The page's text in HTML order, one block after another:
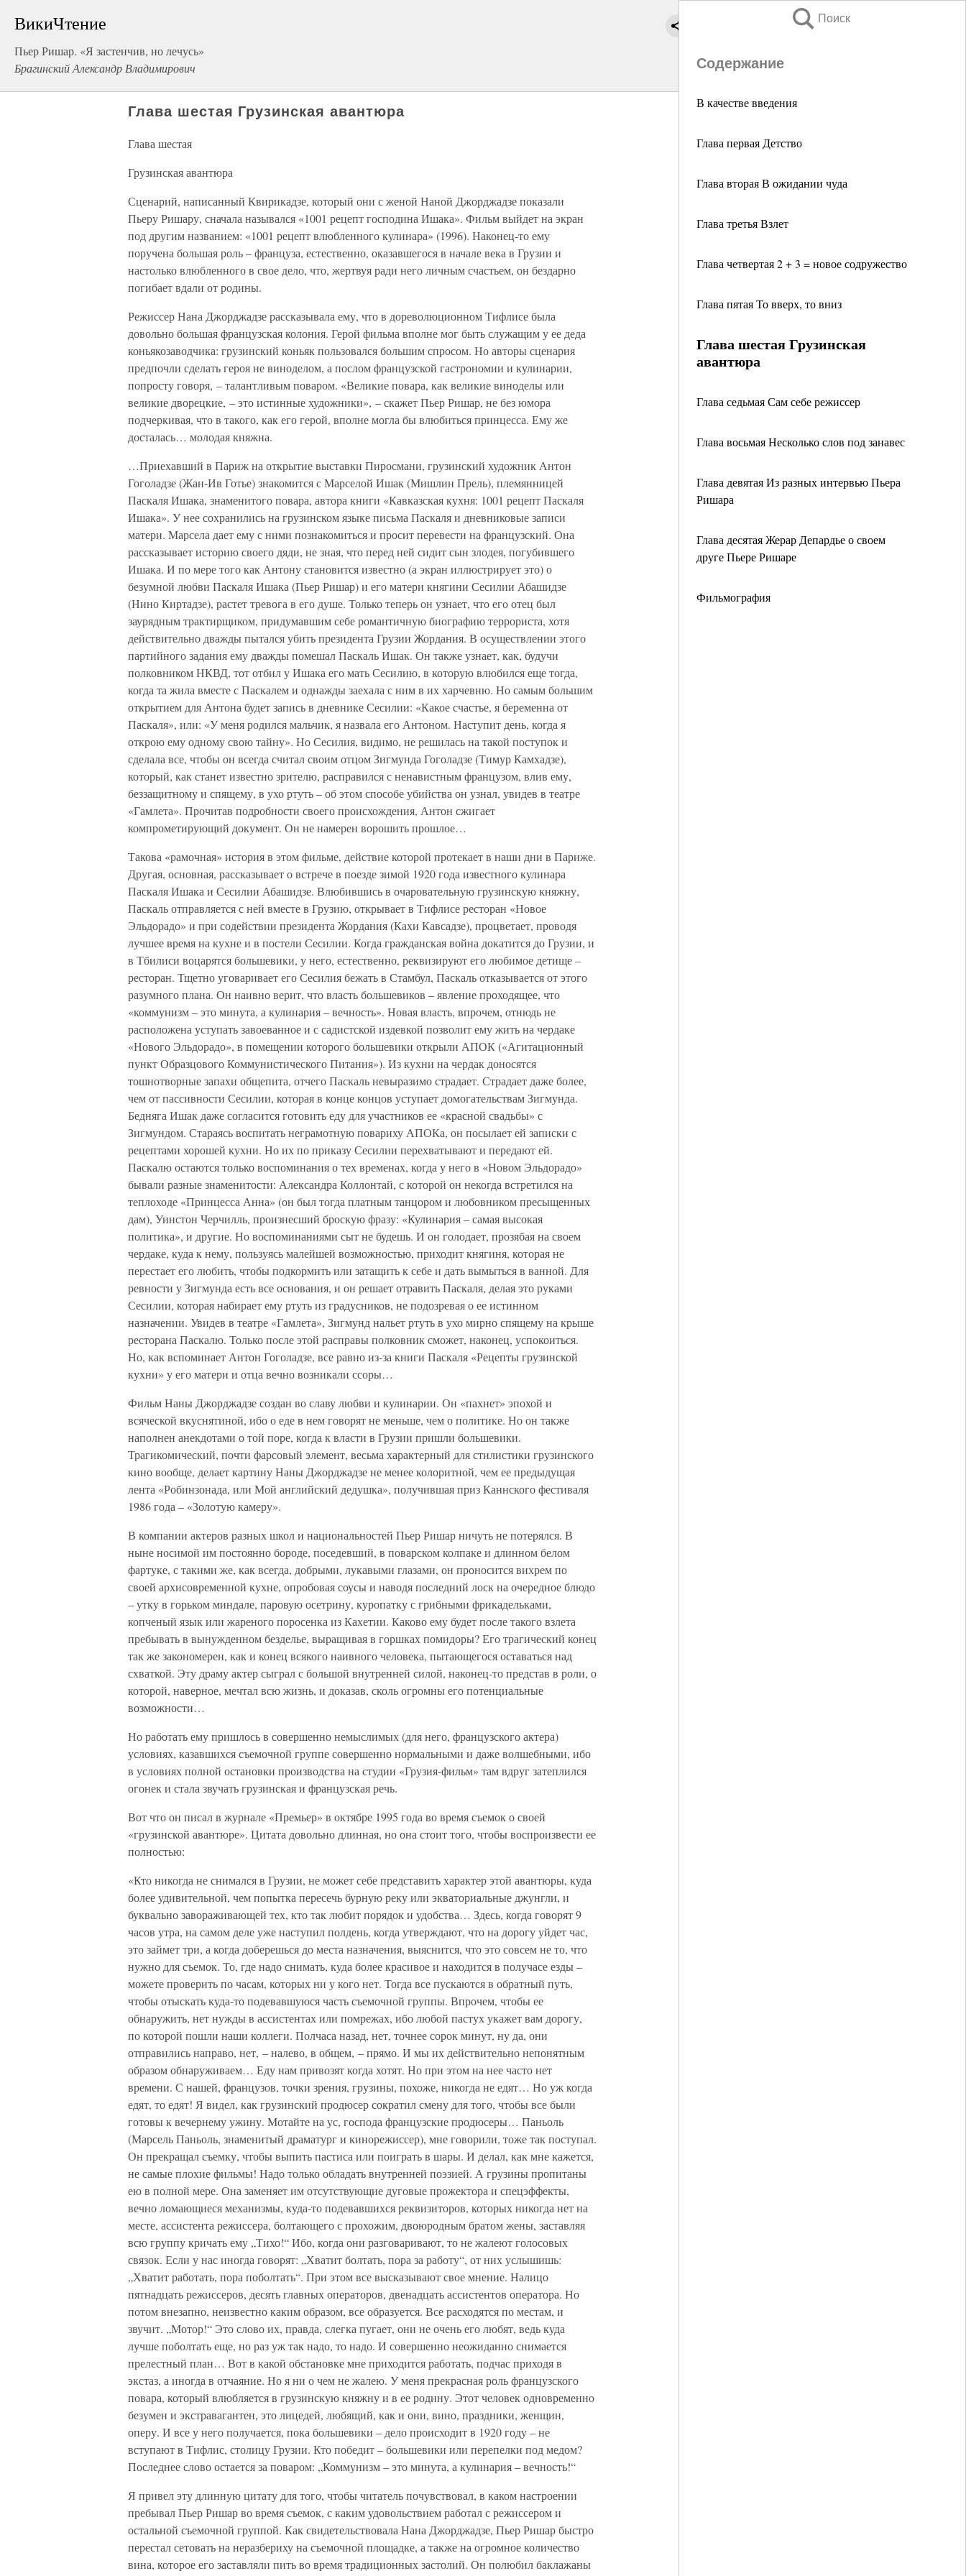
ВикиЧтение
Пьер Ришар. «Я застенчив, но лечусь»
Брагинский Александр Владимирович
Поиск
Содержание
В качестве введения
Глава первая Детство
Глава вторая В ожидании чуда
Глава третья Взлет
Глава четвертая 2 + 3 = новое содружество
Глава пятая То вверх, то вниз
Глава шестая Грузинская
авантюра
Глава седьмая Сам себе режиссер
Глава восьмая Несколько слов под занавес
Глава девятая Из разных интервью Пьера
Ришара
Глава десятая Жерар Депардье о своем
друге Пьере Ришаре
Фильмография
Глава шестая Грузинская авантюра
Глава шестая
Грузинская авантюра
Сценарий, написанный Квирикадзе, который они с женой Наной Джорджадзе показали
Пьеру Ришару, сначала назывался «1001 рецепт господина Ишака». Фильм выйдет на экран
под другим названием: «1001 рецепт влюбленного кулинара» (1996). Наконец-то ему
поручена большая роль – француза, естественно, оказавшегося в начале века в Грузии и
настолько влюбленного в свое дело, что, жертвуя ради него личным счастьем, он бездарно
погибает вдали от родины.
Режиссер Нана Джорджадзе рассказывала ему, что в дореволюционном Тифлисе была
довольно большая французская колония. Герой фильма вполне мог быть служащим у ее деда
коньякозаводчика: грузинский коньяк пользовался большим спросом. Но авторы сценария
предпочли сделать героя не виноделом, а послом французской гастрономии и кулинарии,
попросту говоря, – талантливым поваром. «Великие повара, как великие виноделы или
великие дворецкие, – это истинные художники», – скажет Пьер Ришар, не без юмора
подчеркивая, что в такого, как его герой, вполне могла бы влюбиться принцесса. Ему же
досталась… молодая княжна.
…Приехавший в Париж на открытие выставки Пиросмани, грузинский художник Антон
Гоголадзе (Жан-Ив Готье) знакомится с Марселой Ишак (Мишлин Прель), племянницей
Паскаля Ишака, знаменитого повара, автора книги «Кавказская кухня: 1001 рецепт Паскаля
Ишака». У нее сохранились на грузинском языке письма Паскаля и дневниковые записи
матери. Марсела дает ему с ними познакомиться и просит перевести на французский. Она
рассказывает историю своего дяди, не зная, что перед ней сидит сын злодея, погубившего
Ишака. И по мере того как Антону становится известно (а экран иллюстрирует это) о
безумной любви Паскаля Ишака (Пьер Ришар) и его матери княгини Сесилии Абашидзе
(Нино Киртадзе), растет тревога в его душе. Только теперь он узнает, что его отец был
заурядным трактирщиком, придумавшим себе романтичную биографию террориста, хотя
действительно дважды пытался убить президента Грузии Жордания. В осуществлении этого
партийного задания ему дважды помешал Паскаль Ишак. Он также узнает, как, будучи
полковником НКВД, тот отбил у Ишака его мать Сесилию, в которую влюбился еще тогда,
когда та жила вместе с Паскалем и однажды заехала с ним в их харчевню. Но самым большим
открытием для Антона будет запись в дневнике Сесилии: «Какое счастье, я беременна от
Паскаля», или: «У меня родился мальчик, я назвала его Антоном. Наступит день, когда я
открою ему одному свою тайну». Но Сесилия, видимо, не решилась на такой поступок и
сделала все, чтобы он всегда считал своим отцом Зигмунда Гоголадзе (Тимур Камхадзе),
который, как станет известно зрителю, расправился с ненавистным французом, влив ему,
беззащитному и спящему, в ухо ртуть – об этом способе убийства он узнал, увидев в театре
«Гамлета». Прочитав подробности своего происхождения, Антон сжигает
компрометирующий документ. Он не намерен ворошить прошлое…
Такова «рамочная» история в этом фильме, действие которой протекает в наши дни в Париже.
Другая, основная, рассказывает о встрече в поезде зимой 1920 года известного кулинара
Паскаля Ишака и Сесилии Абашидзе. Влюбившись в очаровательную грузинскую княжну,
Паскаль отправляется с ней вместе в Грузию, открывает в Тифлисе ресторан «Новое
Эльдорадо» и при содействии президента Жордания (Кахи Кавсадзе), процветает, проводя
лучшее время на кухне и в постели Сесилии. Когда гражданская война докатится до Грузии, и
в Тбилиси воцарятся большевики, у него, естественно, реквизируют его любимое детище –
ресторан. Тщетно уговаривает его Сесилия бежать в Стамбул, Паскаль отказывается от этого
разумного плана. Он наивно верит, что власть большевиков – явление проходящее, что
«коммунизм – это минута, а кулинария – вечность». Новая власть, впрочем, отнюдь не
расположена уступать завоеванное и с садистской издевкой позволит ему жить на чердаке
«Нового Эльдорадо», в помещении которого большевики открыли АПОК («Агитационный
пункт Образцового Коммунистического Питания»). Из кухни на чердак доносятся
тошнотворные запахи общепита, отчего Паскаль невыразимо страдает. Страдает даже более,
чем от пассивности Сесилии, которая в конце концов уступает домогательствам Зигмунда.
Бедняга Ишак даже согласится готовить еду для участников ее «красной свадьбы» с
Зигмундом. Стараясь воспитать неграмотную повариху АПОКа, он посылает ей записки с
рецептами хорошей кухни. Но их по приказу Сесилии перехватывают и передают ей.
Паскалю остаются только воспоминания о тех временах, когда у него в «Новом Эльдорадо»
бывали разные знаменитости: Александра Коллонтай, с которой он некогда встретился на
теплоходе «Принцесса Анна» (он был тогда платным танцором и любовником пресыщенных
дам), Уинстон Черчилль, произнесший броскую фразу: «Кулинария – самая высокая
политика», и другие. Но воспоминаниями сыт не будешь. И он голодает, прозябая на своем
чердаке, куда к нему, пользуясь малейшей возможностью, приходит княгиня, которая не
перестает его любить, чтобы подкормить или затащить к себе и дать вымыться в ванной. Для
ревности у Зигмунда есть все основания, и он решает отравить Паскаля, делая это руками
Сесилии, которая набирает ему ртуть из градусников, не подозревая о ее истинном
назначении. Увидев в театре «Гамлета», Зигмунд нальет ртуть в ухо мирно спящему на крыше
ресторана Паскалю. Только после этой расправы полковник сможет, наконец, успокоиться.
Но, как вспоминает Антон Гоголадзе, все равно из-за книги Паскаля «Рецепты грузинской
кухни» у его матери и отца вечно возникали ссоры…
Фильм Наны Джорджадзе создан во славу любви и кулинарии. Он «пахнет» эпохой и
всяческой вкуснятиной, ибо о еде в нем говорят не меньше, чем о политике. Но он также
наполнен анекдотами о той поре, когда к власти в Грузии пришли большевики.
Трагикомический, почти фарсовый элемент, весьма характерный для стилистики грузинского
кино вообще, делает картину Наны Джорджадзе не менее колоритной, чем ее предыдущая
лента «Робинзонада, или Мой английский дедушка», получившая приз Каннского фестиваля
1986 года – «Золотую камеру».
В компании актеров разных школ и национальностей Пьер Ришар ничуть не потерялся. В
ныне носимой им постоянно бороде, поседевший, в поварском колпаке и длинном белом
фартуке, с такими же, как всегда, добрыми, лукавыми глазами, он проносится вихрем по
своей архисовременной кухне, опробовая соусы и наводя последний лоск на очередное блюдо
– утку в горьком миндале, паровую осетрину, куропатку с грибными фрикадельками,
копченый язык или жареного поросенка из Кахетии. Каково ему будет после такого взлета
пребывать в вынужденном безделье, выращивая в горшках помидоры? Его трагический конец
так же закономерен, как и конец всякого наивного человека, пытающегося оставаться над
схваткой. Эту драму актер сыграл с большой внутренней силой, наконец-то представ в роли, о
которой, наверное, мечтал всю жизнь, и доказав, сколь огромны его потенциальные
возможности…
Но работать ему пришлось в совершенно немыслимых (для него, французского актера)
условиях, казавшихся съемочной группе совершенно нормальными и даже волшебными, ибо
в условиях полной остановки производства на студии «Грузия-фильм» там вдруг затеплился
огонек и стала звучать грузинская и французская речь.
Вот что он писал в журнале «Премьер» в октябре 1995 года во время съемок о своей
«грузинской авантюре». Цитата довольно длинная, но она стоит того, чтобы воспроизвести ее
полностью:
«Кто никогда не снимался в Грузии, не может себе представить характер этой авантюры, куда
более удивительной, чем попытка пересечь бурную реку или экваториальные джунгли, и
буквально завораживающей тех, кто так любит порядок и удобства… Здесь, когда говорят 9
часов утра, на самом деле уже наступил полдень, когда утверждают, что на дорогу уйдет час,
это займет три, а когда доберешься до места назначения, выяснится, что это совсем не то, что
нужно для съемок. То, где надо снимать, куда более красивое и находится в получасе езды –
можете проверить по часам, которых ни у кого нет. Тогда все пускаются в обратный путь,
чтобы отыскать куда-то подевавшуюся часть съемочной группы. Впрочем, чтобы ее
обнаружить, нет нужды в ассистентах или помрежах, ибо любой пастух укажет вам дорогу,
по которой пошли наши коллеги. Полчаса назад, нет, точнее сорок минут, ну да, они
отправились направо, нет, – налево, в общем, – прямо. И мы их действительно непонятным
образом обнаруживаем… Еду нам привозят когда хотят. Но при этом на нее часто нет
времени. С нашей, французов, точки зрения, грузины, похоже, никогда не едят… Но уж когда
едят, то едят! Я видел, как грузинский продюсер сократил смену для того, чтобы все были
готовы к вечернему ужину. Мотайте на ус, господа французские продюсеры… Паньоль
(Марсель Паньоль, знаменитый драматург и кинорежиссер), мне говорили, тоже так поступал.
Он прекращал съемку, чтобы выпить пастиса или поиграть в шары. И делал, как мне кажется,
не самые плохие фильмы! Надо только обладать внутренней поэзией. А грузины пропитаны
ею в полной мере. Она заменяет им отсутствующие дуговые прожектора и спецэффекты,
вечно ломающиеся механизмы, куда-то подевавшихся реквизиторов, которых никогда нет на
месте, ассистента режиссера, болтающего с прохожим, двоюродным братом жены, заставляя
всю группу кричать ему „Тихо!“ Ибо, когда они разговаривают, то не жалеют голосовых
связок. Если у нас иногда говорят: „Хватит болтать, пора за работу“, от них услышишь:
„Хватит работать, пора поболтать“. При этом все высказывают свое мнение. Налицо
пятнадцать режиссеров, десять главных операторов, двенадцать ассистентов оператора. Но
потом внезапно, неизвестно каким образом, все образуется. Все расходятся по местам, и
звучит. „Мотор!“ Это слово их, правда, слегка пугает, они не очень его любят, ведь куда
лучше поболтать еще, но раз уж так надо, то надо. И совершенно неожиданно снимается
прелестный план… Вот в какой обстановке мне приходится работать, подчас приходя в
экстаз, а иногда в отчаяние. Но я ни о чем не жалею. У меня прекрасная роль французского
повара, который влюбляется в грузинскую княжну и в ее родину. Этот человек одновременно
безумен и экстравагантен, это лицедей, любящий, как и они, вино, праздники, женщин,
оперу. И все у него получается, пока большевики – дело происходит в 1920 году – не
вступают в Тифлис, столицу Грузии. Кто победит – большевики или перепелки под медом?
Последнее слово остается за поваром: „Коммунизм – это минута, а кулинария – вечность!“
Я привел эту длинную цитату для того, чтобы читатель почувствовал, в каком настроении
пребывал Пьер Ришар во время съемок, с каким удовольствием работал с режиссером и
остальной съемочной группой. Как свидетельствовала Нана Джорджадзе, Пьер Ришар быстро
перестал сетовать на неразбериху на съемочной площадке, а также на огромное количество
вина, которое его заставляли пить во время традиционных застолий. Он полюбил баклажаны